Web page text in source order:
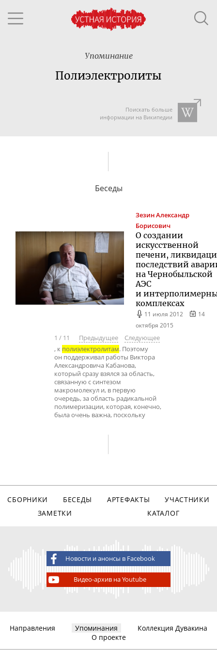
Упоминание
Полиэлектролиты
Поискать больше
информации на Википедии
Беседы
ЗезинАлександр
Борисович
О создании
искусственной
печени,
последствий
на Чернобыльской
АЭС
и
комплексах
11 июля 2012
14
октября 2015
1 / 11 Предыдущее
Следующее
, к полиэлектролитам. Поэтому
он поддерживал работы Виктора
Александровича Кабанова,
который сразу взялся за область,
связанную с синтезом
макромолекул и, в первую
очередь, за область радикальной
полимеризации, которая, конечно,
была очень важна, поскольку
СБОРНИКИ БЕСЕДЫ АРТЕФАКТЫ
УЧАСТНИКИ
ЗАМЕТКИ
КАТАЛОГ
Новости и анонсы в Facebook
Видео-архив на Youtube
Направления Упоминания
Коллекция Дувакина
О проекте